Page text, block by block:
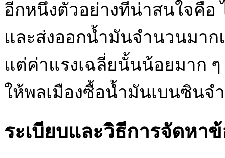
อีกหนึ่งตัวอย่างที่น่าสนใจคือ
และส่งออกน้ำมันจำนวนมาก
แต่ค่าแรงเฉลี่ยนั้นน้อยมาก
ให้พลเมืองซื้อน้ำมันเบนซินจ
ระเบียบและวิธีการจัดหา